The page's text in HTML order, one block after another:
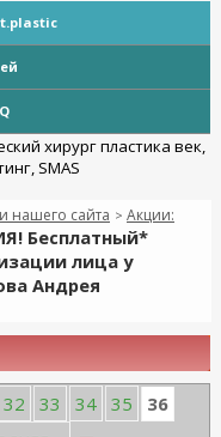
нашего сайта > Акции:
Бесплатный*
лица у
Андрея
32 33 34 35
36